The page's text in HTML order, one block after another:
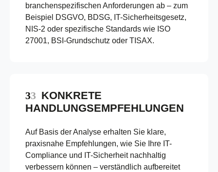
branchenspezifischen Anforderungen ab – zum
Beispiel DSGVO, BDSG, IT-Sicherheitsgesetz,
NIS-2 oder spezifische Standards wie ISO
27001, BSI-Grundschutz oder TISAX.
KONKRETE
HANDLUNGSEMPFEHLUNGEN
Auf Basis der Analyse erhalten Sie klare,
praxisnahe Empfehlungen, wie Sie Ihre IT-
Compliance und IT-Sicherheit nachhaltig
verbessern können – verständlich aufbereitet